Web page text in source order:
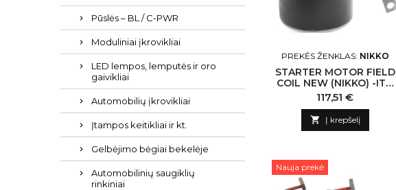
Pūslės – BL / C-PWR
Moduliniai įkrovikliai
LED lempos, lemputės ir oro
gaivikliai
Automobilių įkrovikliai
Įtampos keitikliai ir kt.
Gelbėjimo bėgiai bekelėje
Automobilinių saugiklių
rinkiniai
PREKĖS ŽENKLAS: NIKKO
STARTER MOTOR FIELD
COIL NEW (NIKKO) -ITO
N235751 NIKKO-CN
Kaina
117,51 €
 Į krepšelį
Nauja prekė